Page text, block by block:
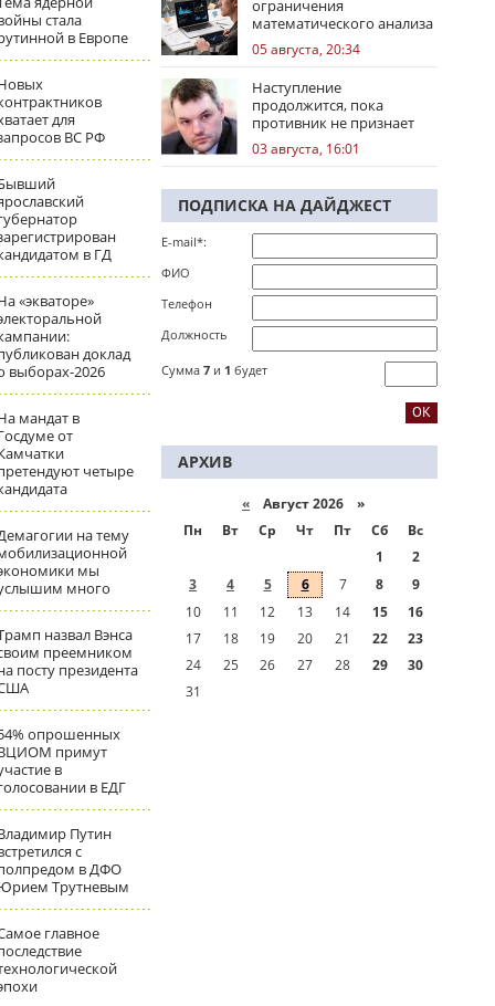
стала
в Европе
для
ВС РФ
в ГД
«экваторе»
доклад
выборах-2026
мандат в
от
четыре
на тему
мы
много
назвал Вэнса
преемником
посту президента
опрошенных
примут
в
в ЕДГ
Путин
с
в ДФО
Трутневым
главное
ограничения
математического анализа
избирательных кампаний
05 августа, 20:34
Наступление
продолжится, пока
противник не признает
стратегическое
поражение
03 августа, 16:01
ПОДПИСКА НА ДАЙДЖЕСТ
E-mail*:
ФИО
Телефон
Должность
Сумма 7 и 1 будет
АРХИВ
« Август 2026 »
Пн
Вт Ср Чт Пт Сб
Вс
1
2
3
4 5 6 7 8
9
10
11 12 13 14 15
16
17
18 19 20 21 22
23
24
25 26 27 28 29
30
31